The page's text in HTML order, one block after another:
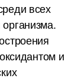
всех
и